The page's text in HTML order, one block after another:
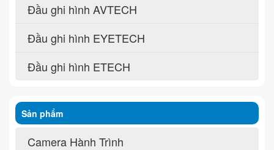
Đầu ghi hình AVTECH
Đầu ghi hình EYETECH
Đầu ghi hình ETECH
Sản phẩm
Camera Hành Trình